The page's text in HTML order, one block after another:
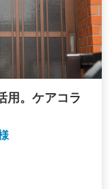
用。ケアコラ